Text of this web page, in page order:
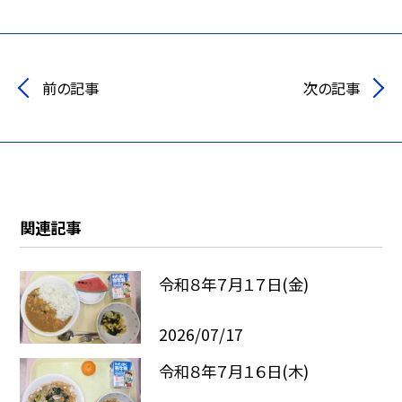
前の記事 次の記事
関連記事
令和８年７月１７日(金)
2026/07/17
令和８年７月１６日(木)